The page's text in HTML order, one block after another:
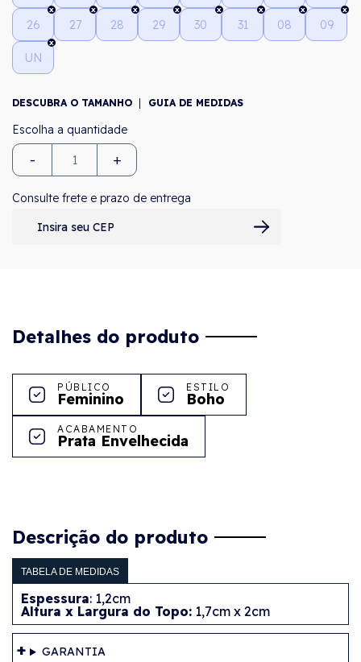
26 27 28 29 30 31 08 09
UN
DESCUBRA O TAMANHO GUIA DE MEDIDAS
- +
Consulte frete e prazo de entrega
Detalhes do produto
PÚBLICO
Feminino
ESTILO
Boho
ACABAMENTO
Prata Envelhecida
Descrição do produto
TABELA DE MEDIDAS
Espessura: 1,2cm
Altura x Largura do Topo: 1,7cm x 2cm
GARANTIA